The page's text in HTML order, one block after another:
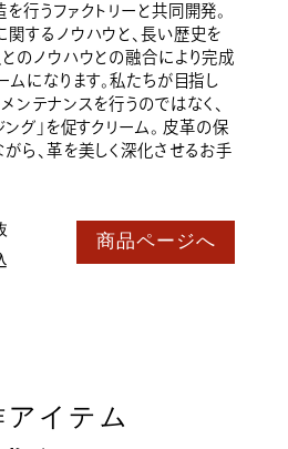
行うファクトリーと共同開発。
するノウハウと、長い歴史を
のノウハウとの融合により完成
ムになります。私たちが目指し
ンテナンスを行うのではなく、
ング」を促すクリーム。 皮革の保
ら、革を美しく深化させるお手
商品ページへ
アイテム